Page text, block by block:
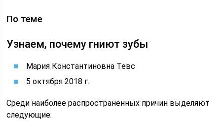
По теме
Узнаем, почему гниют зубы
Мария Константиновна Тевс
5 октября 2018 г.
Среди наиболее распространенных причин выделяют
следующие: